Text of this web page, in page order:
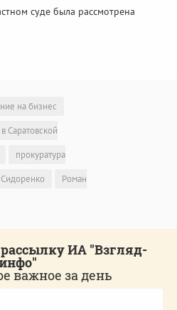
суде была рассмотрена
на бизнес
Саратовской
прокуратура
Роман
ИА "Взгляд-
важное за день